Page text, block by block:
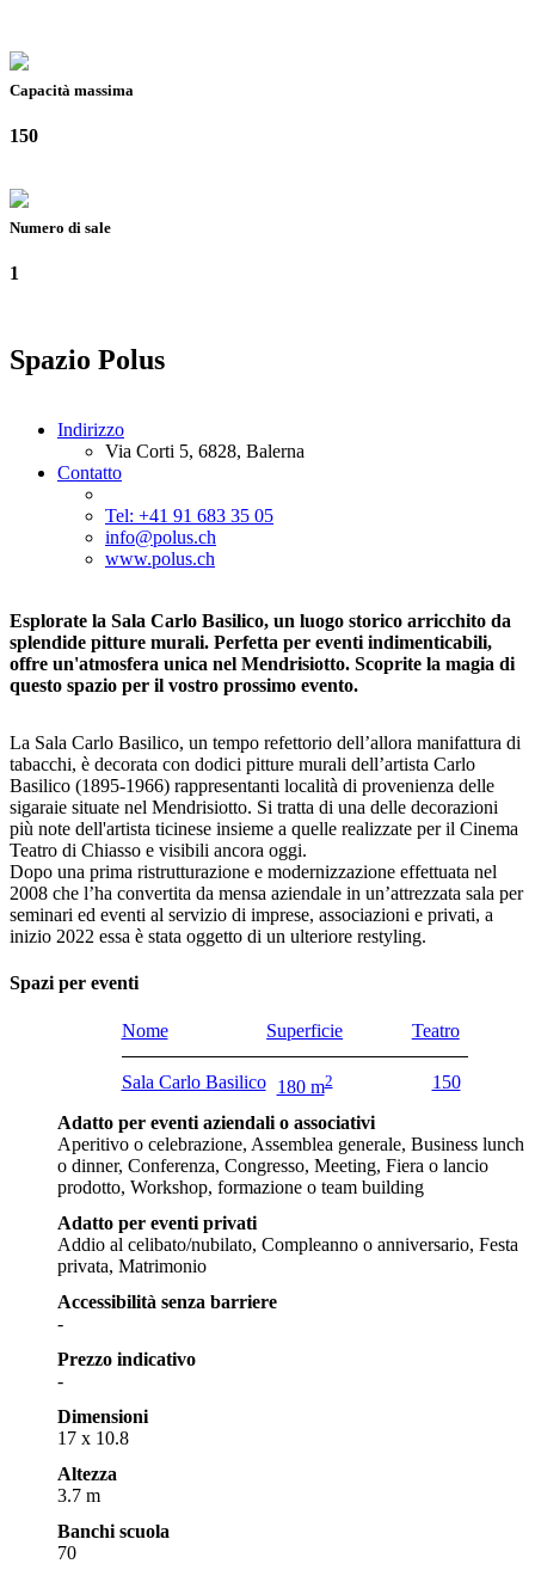
Capacità massima
150
Numero di sale
1
Spazio Polus
Indirizzo
Via Corti 5, 6828, Balerna
Contatto
Tel: +41 91 683 35 05
info@polus.ch
www.polus.ch
Esplorate la Sala Carlo Basilico, un luogo storico arricchito da
splendide pitture murali. Perfetta per eventi indimenticabili,
offre un'atmosfera unica nel Mendrisiotto. Scoprite la magia di
questo spazio per il vostro prossimo evento.
La Sala Carlo Basilico, un tempo refettorio dell’allora manifattura di
tabacchi, è decorata con dodici pitture murali dell’artista Carlo
Basilico (1895-1966) rappresentanti località di provenienza delle
sigaraie situate nel Mendrisiotto. Si tratta di una delle decorazioni
più note dell'artista ticinese insieme a quelle realizzate per il Cinema
Teatro di Chiasso e visibili ancora oggi.
Dopo una prima ristrutturazione e modernizzazione effettuata nel
2008 che l’ha convertita da mensa aziendale in un’attrezzata sala per
seminari ed eventi al servizio di imprese, associazioni e privati, a
inizio 2022 essa è stata oggetto di un ulteriore restyling.
Spazi per eventi
Nome Superficie Teatro
Sala Carlo Basilico 180 m2 150
Adatto per eventi aziendali o associativi
Aperitivo o celebrazione, Assemblea generale, Business lunch
o dinner, Conferenza, Congresso, Meeting, Fiera o lancio
prodotto, Workshop, formazione o team building
Adatto per eventi privati
Addio al celibato/nubilato, Compleanno o anniversario, Festa
privata, Matrimonio
Accessibilità senza barriere
-
Prezzo indicativo
-
Dimensioni
17 x 10.8
Altezza
3.7 m
Banchi scuola
70